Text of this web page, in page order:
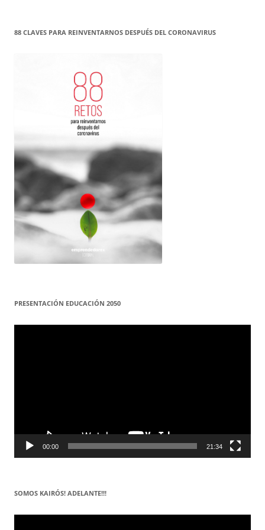
88 CLAVES PARA REINVENTARNOS DESPUÉS DEL CORONAVIRUS
PRESENTACIÓN EDUCACIÓN 2050
Reproductor
00:00 21:34
SOMOS KAIRÓS! ADELANTE!!!
Reproductor